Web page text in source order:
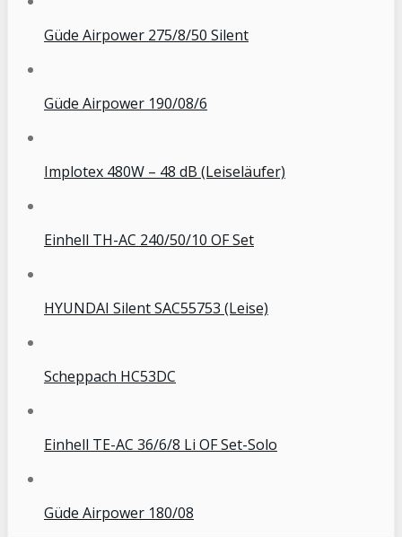
Güde Airpower 275/8/50 Silent
Güde Airpower 190/08/6
Implotex 480W – 48 dB (Leiseläufer)
Einhell TH-AC 240/50/10 OF Set
HYUNDAI Silent SAC55753 (Leise)
Scheppach HC53DC
Einhell TE-AC 36/6/8 Li OF Set-Solo
Güde Airpower 180/08